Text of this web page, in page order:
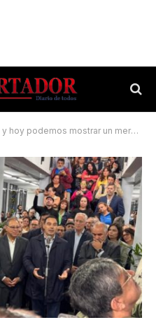
mostrar un mercado moderno”